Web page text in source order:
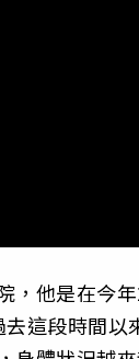
，他是在今
這段時間